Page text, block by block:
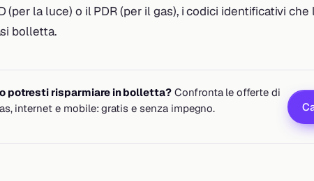
(per la luce) o il PDR (per il gas), i codici identificativi
bolletta.
potresti risparmiare in bolletta?Confronta le offerte di
internet e mobile: gratis e senza impegno.